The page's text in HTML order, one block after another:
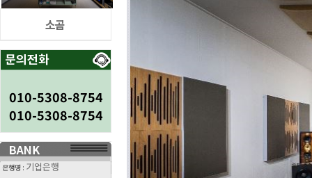
소곰
010-5308-8754
010-5308-8754
은행명 : 기업은행